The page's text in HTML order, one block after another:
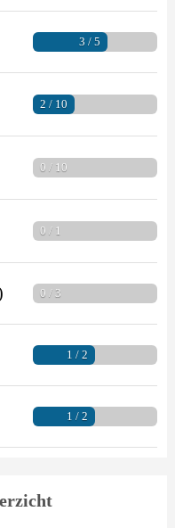
3 / 5
2 / 10
0 / 10
0 / 1
0 / 3
1 / 2
1 / 2